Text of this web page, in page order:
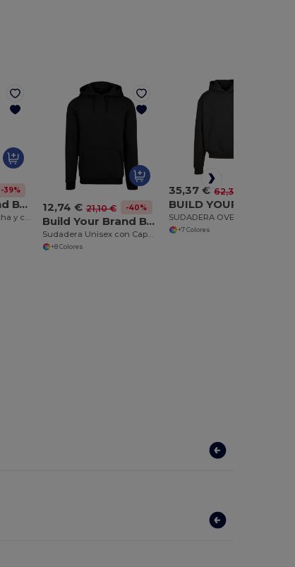
-39%
Build Your Brand BY012
Sudadera con capucha y cremallera BY012
12,74 € 21,10 € -40%
Build Your Brand BYB001
Sudadera Unisex con Capucha para Otoño-Invierno
+8 Colores
35,37 € 62,30 €
+7 Colores